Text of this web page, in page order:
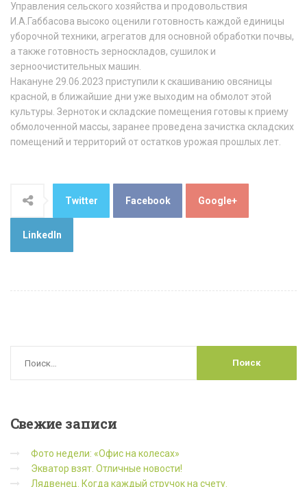
Управления сельского хозяйства и продовольствия
И.А.Габбасова высоко оценили готовность каждой единицы
уборочной техники, агрегатов для основной обработки почвы,
а также готовность зерноскладов, сушилок и
зерноочистительных машин.
Накануне 29.06.2023 приступили к скашиванию овсяницы
красной, в ближайшие дни уже выходим на обмолот этой
культуры. Зерноток и складские помещения готовы к приему
обмолоченной массы, заранее проведена зачистка складских
помещений и территорий от остатков урожая прошлых лет.
Twitter Facebook Google+
LinkedIn
Свежие записи
Фото недели: «Офис на колесах»
Экватор взят. Отличные новости!
Лядвенец. Когда каждый стручок на счету.